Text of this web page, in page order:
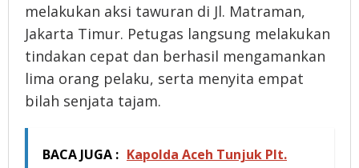
melakukan aksi tawuran di Jl. Matraman,
Jakarta Timur. Petugas langsung melakukan
tindakan cepat dan berhasil mengamankan
lima orang pelaku, serta menyita empat
bilah senjata tajam.
BACA JUGA : Kapolda Aceh Tunjuk Plt.